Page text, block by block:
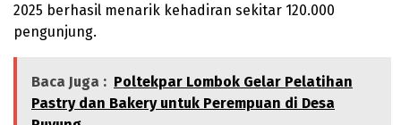
2025 berhasil menarik kehadiran sekitar 120.000
pengunjung.
Baca Juga : Poltekpar Lombok Gelar Pelatihan
Pastry dan Bakery untuk Perempuan di Desa